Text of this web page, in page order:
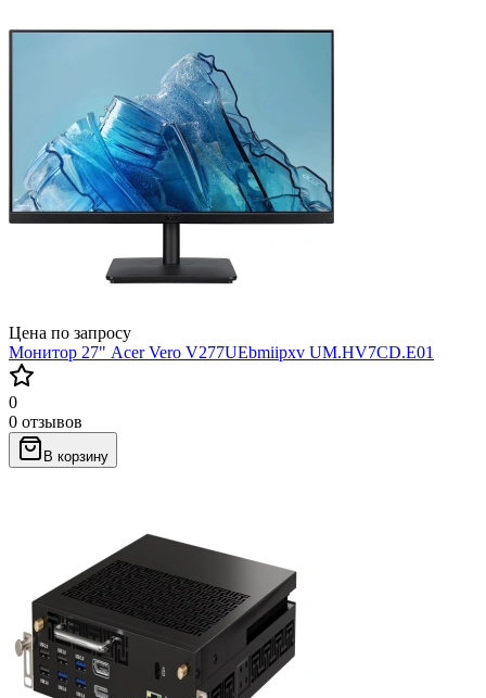
Цена по запросу
Монитор 27" Acer Vero V277UEbmiipxv UM.HV7CD.E01
0
0 отзывов
В корзину